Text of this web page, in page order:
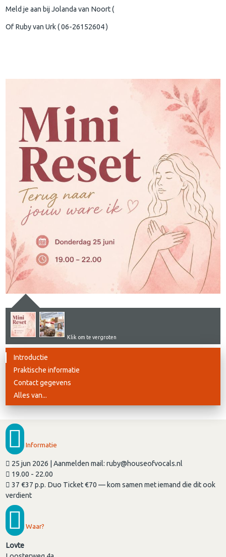
Meld je aan bij Jolanda van Noort (
Of Ruby van Urk ( 06-26152604 )
Klik om te vergroten
Introductie
Praktische informatie
Contact gegevens
Alles van...
Informatie
25 jun 2026 | Aanmelden mail: ruby@houseofvocals.nl
19.00 - 22.00
37 €37 p.p. Duo Ticket €70 — kom samen met iemand die dit ook
verdient
Waar?
Lovte